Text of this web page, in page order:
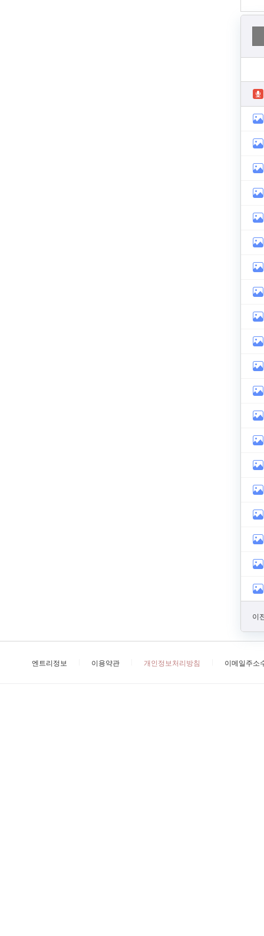
이
엔트리정보 이용약관 개인정보처리방침 이메일주소